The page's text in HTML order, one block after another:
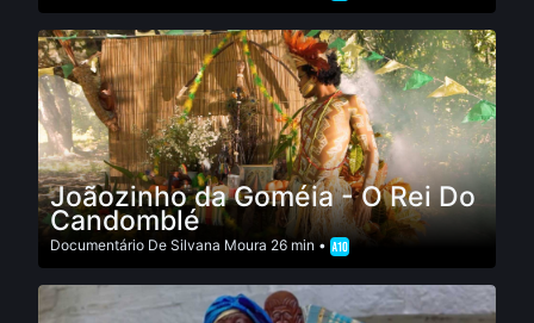
Joãozinho da Goméia - O Rei Do
Candomblé
Documentário De Silvana Moura 26 min •